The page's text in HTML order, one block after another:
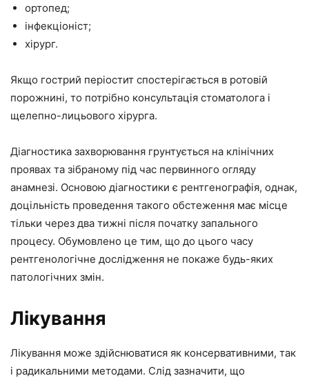
ортопед;
інфекціоніст;
хірург.
Якщо гострий періостит спостерігається в ротовій
порожнині, то потрібно консультація стоматолога і
щелепно-лицьового хірурга.
Діагностика захворювання грунтується на клінічних
проявах та зібраному під час первинного огляду
анамнезі. Основою діагностики є рентгенографія, однак,
доцільність проведення такого обстеження має місце
тільки через два тижні після початку запального
процесу. Обумовлено це тим, що до цього часу
рентгенологічне дослідження не покаже будь-яких
патологічних змін.
Лікування
Лікування може здійснюватися як консервативними, так
і радикальними методами. Слід зазначити, що